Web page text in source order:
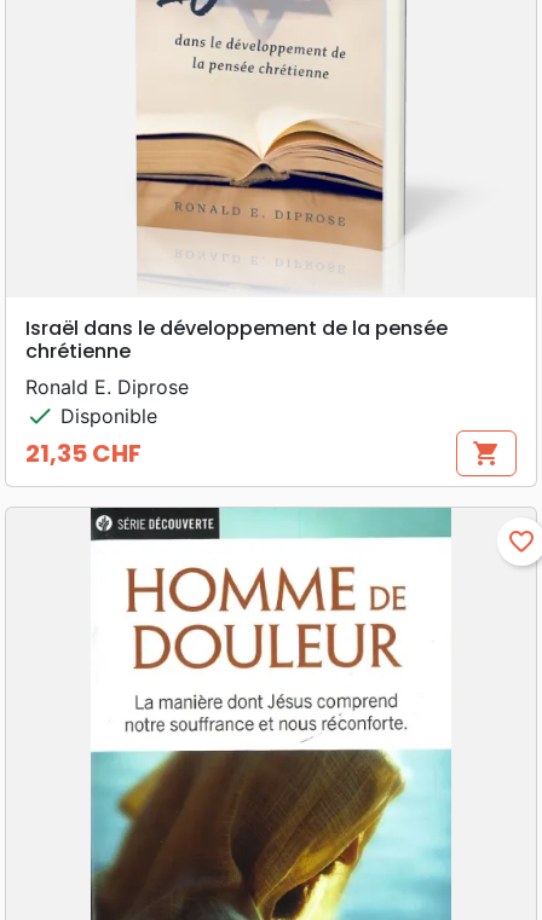
Israël dans le développement de la pensée
chrétienne
Ronald E. Diprose
check Disponible
Prix
21,35 CHF shopping_cart
favorite_border